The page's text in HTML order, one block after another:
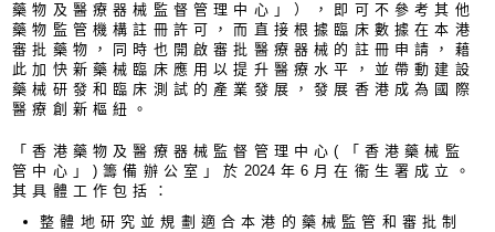
藥物及醫療器械監督管理中心」），即可不參考其他
藥物監管機構註冊許可，而直接根據臨床數據在本港
審批藥物，同時也開啟審批醫療器械的註冊申請，藉
此加快新藥械臨床應用以提升醫療水平，並帶動建設
藥械研發和臨床測試的產業發展，發展香港成為國際
醫療創新樞紐。
「香港藥物及醫療器械監督管理中心(「香港藥械監
管中心」)籌備辦公室」於 2024年6月在衞生署成立。
其具體工作包括：
整體地研究並規劃適合本港的藥械監管和審批制